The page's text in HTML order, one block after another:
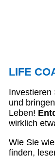
LIFE
Investieren
und
Leben!
wirklich
Wie Sie
finden,